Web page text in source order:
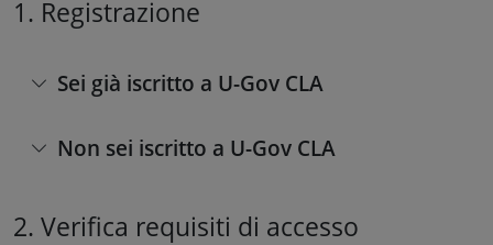
1. Registrazione
Sei già iscritto a U-Gov CLA
Non sei iscritto a U-Gov CLA
2. Verifica requisiti di accesso